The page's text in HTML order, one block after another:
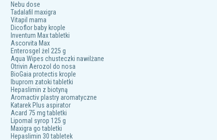
Nebu dose
Tadalafil maxigra
Vitapil mama
Dicoflor baby krople
Inventum Max tabletki
Ascorvita Max
Enterosgel żel 225 g
Aqua Wipes chusteczki nawilżane
Otrivin Aerozol do nosa
BioGaia protectis krople
Ibuprom zatoki tabletki
Hepaslimin z biotyną
Aromactiv plastry aromatyczne
Katarek Plus aspirator
Acard 75 mg tabletki
Lipomal syrop 125 g
Maxigra go tabletki
Hepaslimin 30 tabletek